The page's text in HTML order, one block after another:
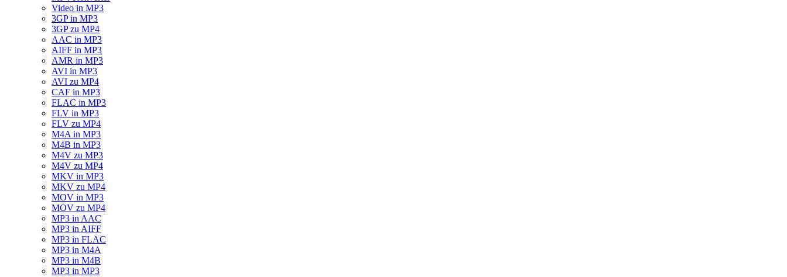
Video in MP3
3GP in MP3
3GP zu MP4
AAC in MP3
AIFF in MP3
AMR in MP3
AVI in MP3
AVI zu MP4
CAF in MP3
FLAC in MP3
FLV in MP3
FLV zu MP4
M4A in MP3
M4B in MP3
M4V zu MP3
M4V zu MP4
MKV in MP3
MKV zu MP4
MOV in MP3
MOV zu MP4
MP3 in AAC
MP3 in AIFF
MP3 in FLAC
MP3 in M4A
MP3 in M4B
MP3 in MP3